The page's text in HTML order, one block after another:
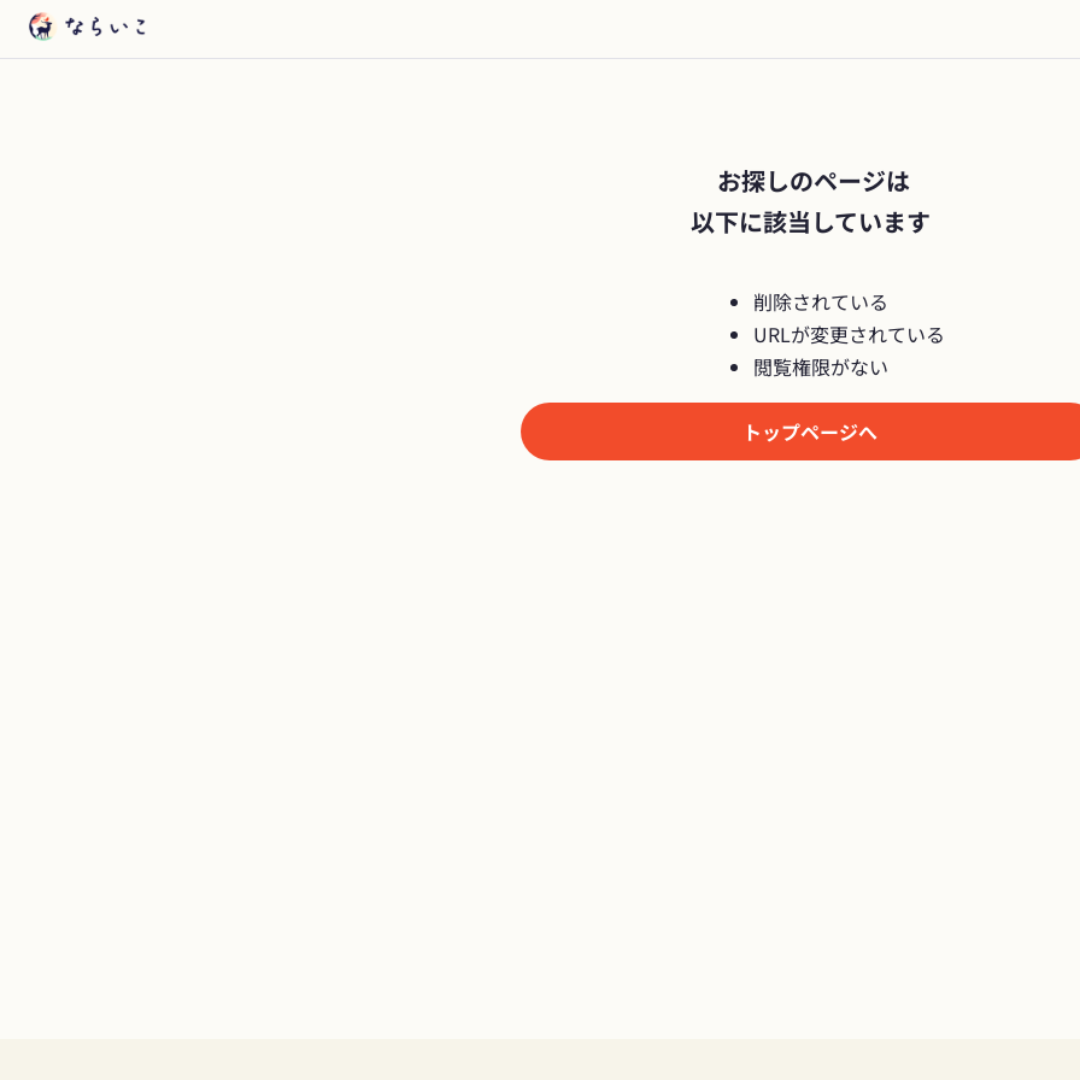
以下に該当しています
削除されている
URLが変更されている
閲覧権限がない
トップページへ